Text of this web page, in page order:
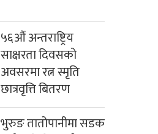
५६औं अन्तराष्ट्रिय
साक्षरता दिवसको
अवसरमा रत्न स्मृति
छात्रवृत्ति बितरण
भुरुङ तातोपानीमा सडक